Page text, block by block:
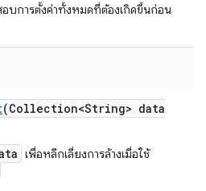
อบการตั้งค่าทั้งหมดที่ต้องเกิดขึ้นก่อน
(Collection<String> data
เพื่อหลีกเลี่ยงการล้างเมื่อใช้